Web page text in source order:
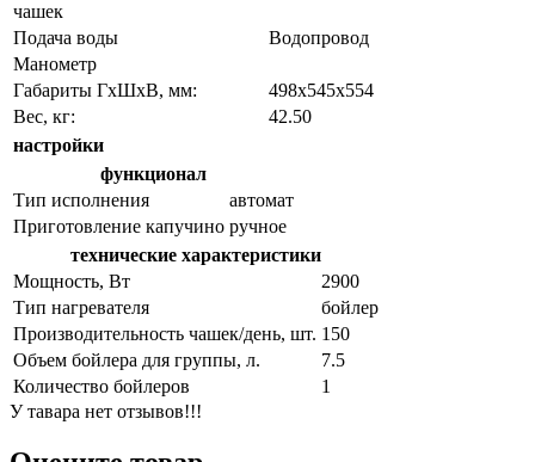
чашек
Подача воды
Водопровод
Манометр
Габариты ГхШхВ, мм:
498х545х554
Вес, кг:
42.50
настройки
функционал
Тип исполнения
автомат
Приготовление капучино ручное
технические характеристики
Мощность, Вт
2900
Тип нагревателя
бойлер
Производительность чашек/день, шт. 150
Объем бойлера для группы, л.
7.5
Количество бойлеров
1
У тавара нет отзывов!!!